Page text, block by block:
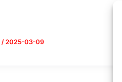
/2025-03-09